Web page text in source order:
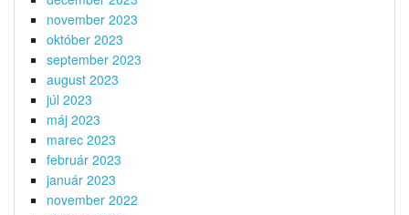
november 2023
október 2023
september 2023
august 2023
júl 2023
máj 2023
marec 2023
február 2023
január 2023
november 2022